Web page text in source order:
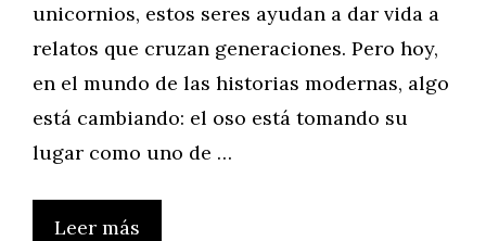
unicornios, estos seres ayudan a dar vida a
relatos que cruzan generaciones. Pero hoy,
en el mundo de las historias modernas, algo
está cambiando: el oso está tomando su
lugar como uno de …
Leer más